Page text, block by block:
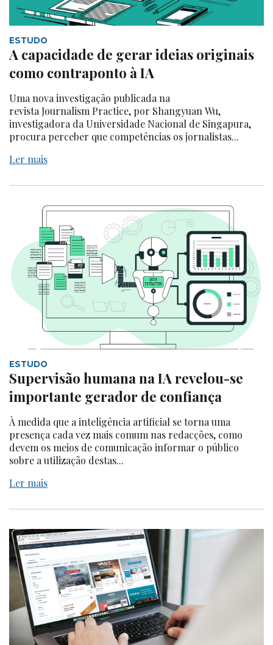
ESTUDO
A capacidade de gerar ideias originais
como contraponto à IA
Uma nova investigação publicada na
revista Journalism Practice, por Shangyuan Wu,
investigadora da Universidade Nacional de Singapura,
procura perceber que competências os jornalistas...
Ler mais
ESTUDO
Supervisão humana na IA revelou-se
importante gerador de confiança
À medida que a inteligência artificial se torna uma
presença cada vez mais comum nas redacções, como
devem os meios de comunicação informar o público
sobre a utilização destas...
Ler mais